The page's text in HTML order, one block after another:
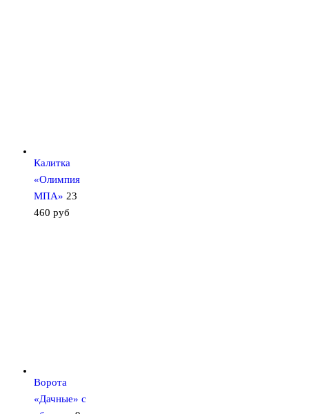
Калитка
«Олимпия
МПА» 23
460 руб
Ворота
«Дачные» с